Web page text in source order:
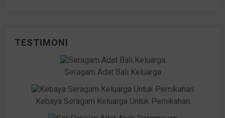
TESTIMONI
Seragam Adat Bali Keluarga
Kebaya Seragam Keluarga Untuk Pernikahan